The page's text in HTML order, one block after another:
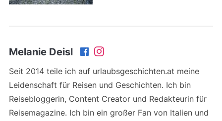
Melanie Deisl
Seit 2014 teile ich auf urlaubsgeschichten.at meine
Leidenschaft für Reisen und Geschichten. Ich bin
Reisebloggerin, Content Creator und Redakteurin für
Reisemagazine. Ich bin ein großer Fan von Italien und